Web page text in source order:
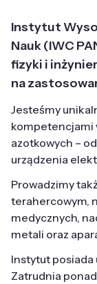
Instytut
Nauk (IWC
fizyki i
na
Jesteśmy
kompetencjami
azotkowych –
urządzenia
Prowadzimy
terahercowym,
medycznych,
metali oraz
Instytut
Zatrudnia